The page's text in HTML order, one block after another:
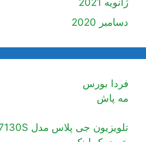
ژانویه 2021
دسامبر 2020
فردا بورس
مه پاش
تلویزیون جی پلاس مدل GTV-43LU7130S